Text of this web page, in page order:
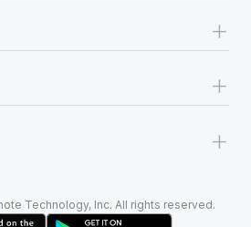
+
+
+
Technology, Inc. All rights reserved.